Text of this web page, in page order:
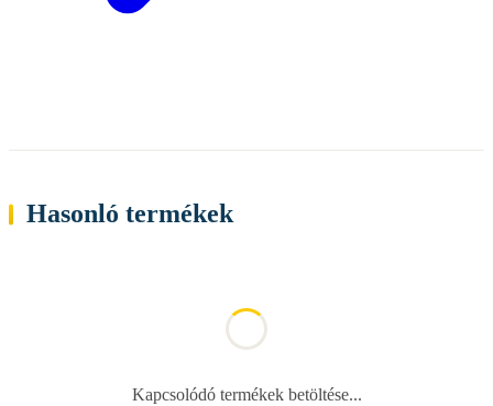
Hasonló termékek
Kapcsolódó termékek betöltése...